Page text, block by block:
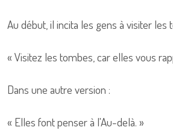
Au début, il incita les gens à visiter les
« Visitez les tombes, car elles vous
Dans une autre version :
« Elles font penser à l'Au-delà. »